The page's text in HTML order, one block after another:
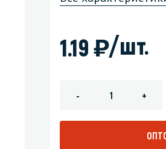
Личная гигиена
1.19)/шт.
- +